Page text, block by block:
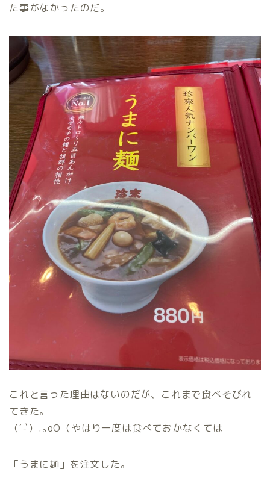
た事がなかったのだ。
これと言った理由はないのだが、これまで食べそびれ
てきた。
（´-`）.｡oO（やはり一度は食べておかなくては
「うまに麺」を注文した。